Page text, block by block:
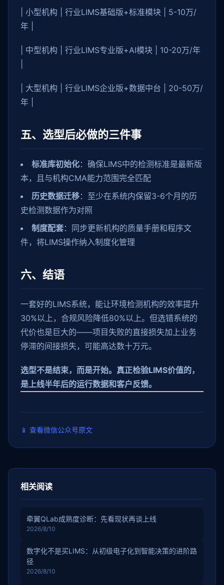
| 小型机构 | 行业LIMS基础版+标准模块 | 5-10万/
年 |
| 中型机构 | 行业LIMS专业版+AI模块 | 10-20万/年
| 大型机构 | 行业LIMS企业版+数据中台 | 20-50万/
年 |
五、选型后必做的三件事
标准库初始化：确保LIMS中的检测标准是最新版
本，且与机构CMA能力范围完全匹配
历史数据迁移：至少在系统内保留3-6个月的历
史检测数据作为对照
制度配套：同步更新机构的质量手册和程序文
件，将LIMS操作纳入制度化管理
六、结语
一套好的LIMS系统，能让环境检测机构的效率提升
30%以上，合规风险降低80%以上。但选错系统的
代价也是巨大的——项目失败的直接损失加上业务
停滞的间接损失，可能高达数十万元。
选型不是结束，而是开始。真正检验LIMS价值的，
是上线半年后的运行数据和客户反馈。
📱 查看微信公众号原文
相关阅读
牵翼QLab成熟度诊断：先看现状再谈上线
2026/8/10
数字化不是买LIMS：从初级电子化到智能决策的进阶路
径
2026/8/10